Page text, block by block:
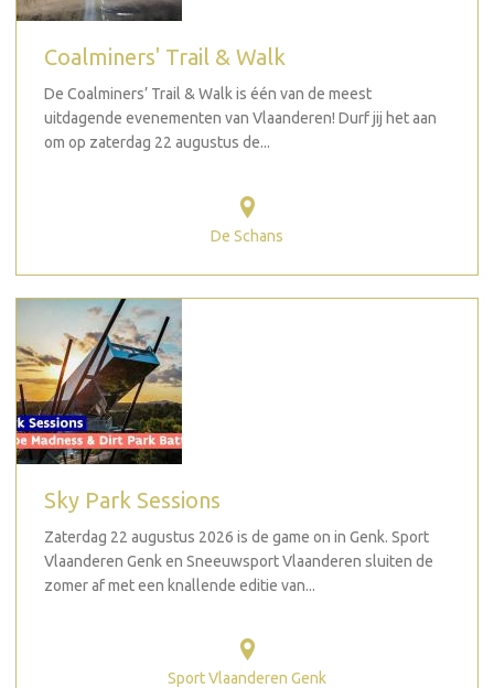
Coalminers' Trail & Walk
De Coalminers’ Trail & Walk is één van de meest
uitdagende evenementen van Vlaanderen! Durf jij het aan
om op zaterdag 22 augustus de...
De Schans
Sky Park Sessions
Zaterdag 22 augustus 2026 is de game on in Genk. Sport
Vlaanderen Genk en Sneeuwsport Vlaanderen sluiten de
zomer af met een knallende editie van...
Sport Vlaanderen Genk